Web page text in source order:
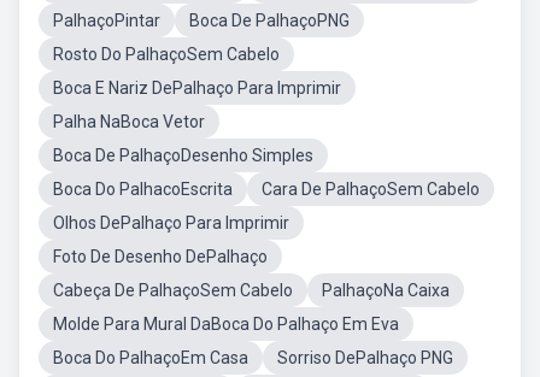
PalhaçoPintar
Boca De PalhaçoPNG
Rosto Do PalhaçoSem Cabelo
Boca E Nariz DePalhaço Para Imprimir
Palha NaBoca Vetor
Boca De PalhaçoDesenho Simples
Boca Do PalhacoEscrita
Cara De PalhaçoSem Cabelo
Olhos DePalhaço Para Imprimir
Foto De Desenho DePalhaço
Cabeça De PalhaçoSem Cabelo
PalhaçoNa Caixa
Molde Para Mural DaBoca Do Palhaço Em Eva
Boca Do PalhaçoEm Casa
Sorriso DePalhaço PNG